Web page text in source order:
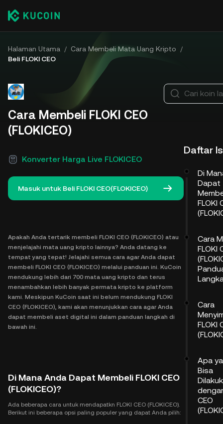
Halaman Utama / Cara Membeli Mata Uang Kripto
/
Beli FLOKI CEO
Cara Membeli FLOKI CEO
(FLOKICEO)
Konverter Harga Live FLOKICEO
Masuk untuk Beli FLOKI CEO(FLOKICEO)
Apakah Anda tertarik membeli FLOKI CEO (FLOKICEO) atau
menjelajahi mata uang kripto lainnya? Anda datang ke
tempat yang tepat! Jelajahi semua cara agar Anda dapat
membeli FLOKI CEO (FLOKICEO) melalui panduan ini. KuCoin
mendukung lebih dari 700 mata uang kripto dan terus
menambahkan lebih banyak permata kripto ke platform
kami. Meskipun KuCoin saat ini belum mendukung FLOKI
CEO (FLOKICEO), kami akan menunjukkan cara agar Anda
dapat membeli aset digital ini dalam panduan langkah di
bawah ini.
Di Mana Anda Dapat Membeli FLOKI CEO
(FLOKICEO)?
Ada beberapa cara untuk mendapatkn FLOKI CEO (FLOKICEO).
Berikut ini beberapa opsi paling populer yang dapat Anda pilih:
Cari koin
Daftar
Di
Dapat
FLOKI
Cara
FLOKI
Cara
FLOKI
Apa
Bisa
CEO